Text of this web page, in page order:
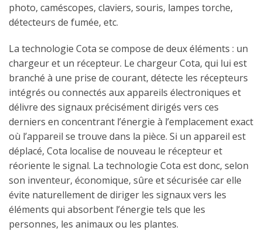
photo, caméscopes, claviers, souris, lampes torche,
détecteurs de fumée, etc.
La technologie Cota se compose de deux éléments : un
chargeur et un récepteur. Le chargeur Cota, qui lui est
branché à une prise de courant, détecte les récepteurs
intégrés ou connectés aux appareils électroniques et
délivre des signaux précisément dirigés vers ces
derniers en concentrant l’énergie à l’emplacement exact
où l’appareil se trouve dans la pièce. Si un appareil est
déplacé, Cota localise de nouveau le récepteur et
réoriente le signal. La technologie Cota est donc, selon
son inventeur, économique, sûre et sécurisée car elle
évite naturellement de diriger les signaux vers les
éléments qui absorbent l’énergie tels que les
personnes, les animaux ou les plantes.